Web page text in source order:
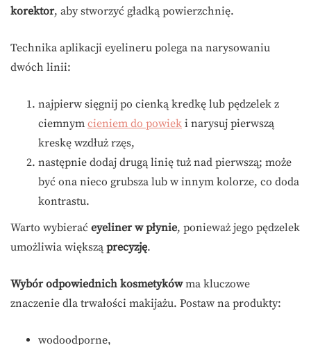
korektor, aby stworzyć gładką powierzchnię.
Technika aplikacji eyelineru polega na narysowaniu
dwóch linii:
najpierw sięgnij po cienką kredkę lub pędzelek z
ciemnym cieniem do powiek i narysuj pierwszą
kreskę wzdłuż rzęs,
następnie dodaj drugą linię tuż nad pierwszą; może
być ona nieco grubsza lub w innym kolorze, co doda
kontrastu.
Warto wybierać eyeliner w płynie, ponieważ jego pędzelek
umożliwia większą precyzję.
Wybór odpowiednich kosmetykówma kluczowe
znaczenie dla trwałości makijażu. Postaw na produkty:
wodoodporne,